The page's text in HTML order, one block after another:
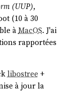
(UUP),
(10 à 30
àMacOS. J'ai
rapportées
libostree +
à jour la